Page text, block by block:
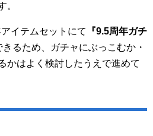
。
イテムセットにて 『9.5周年ガチ
きるため、ガチャにぶっこむか・
かはよく検討したうえで進めて